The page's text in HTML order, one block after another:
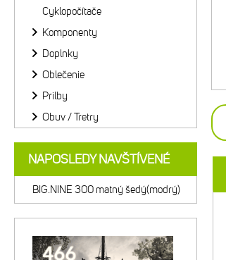
Cyklopočítače
Komponenty
Doplnky
Oblečenie
Prilby
Obuv / Tretry
NAPOSLEDY NAVŠTÍVENÉ
BIG.NINE 300 matný šedý(modrý)